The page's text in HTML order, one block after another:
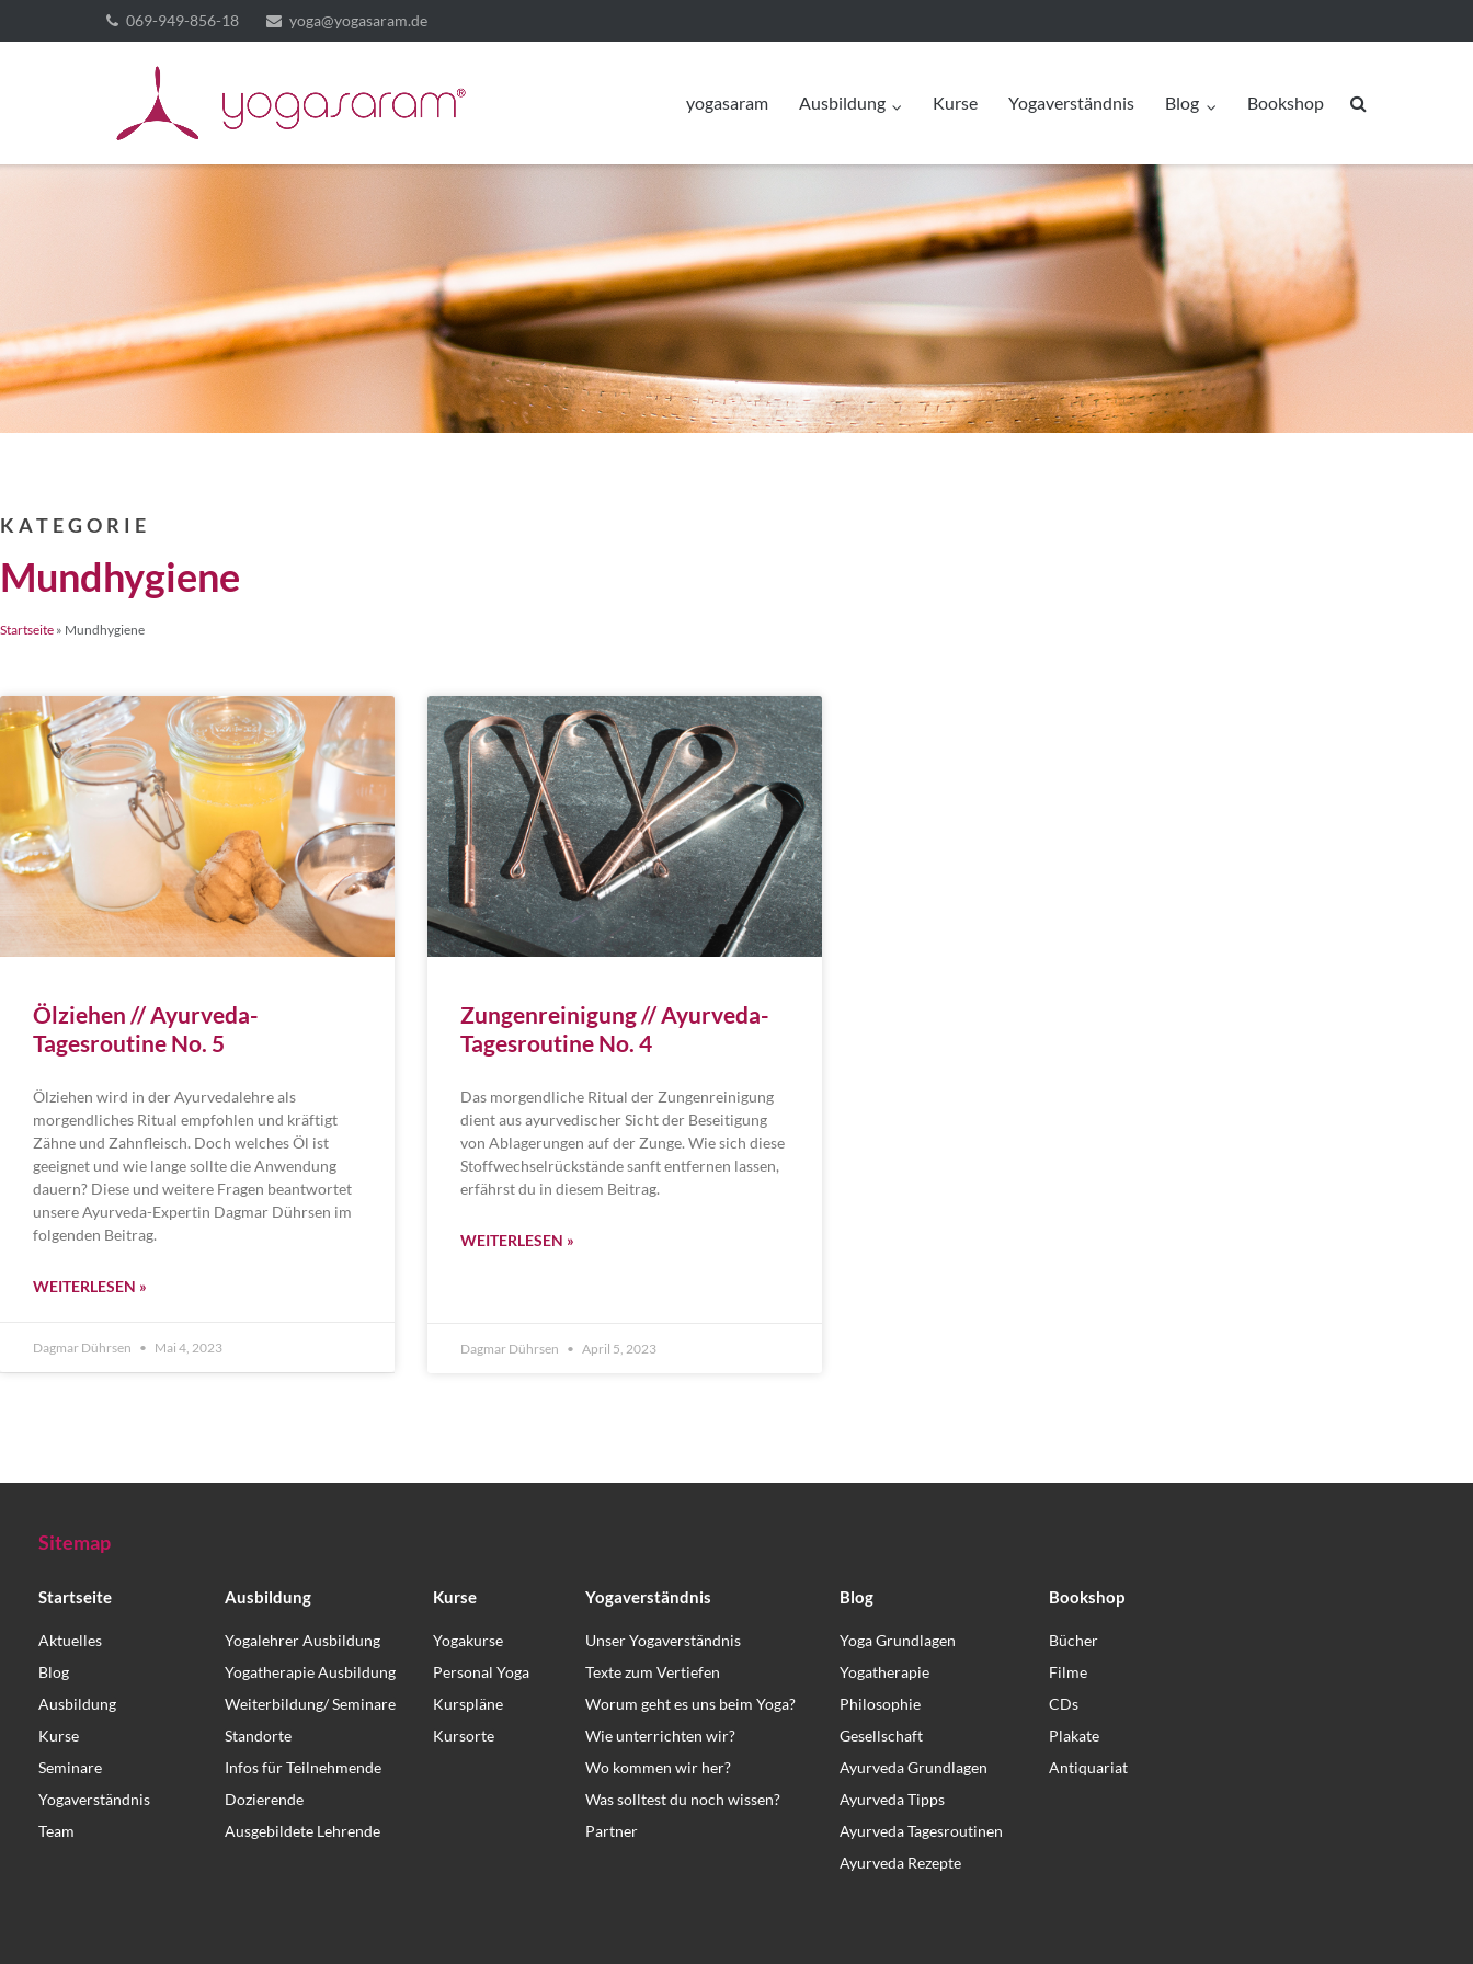
069-949-856-18 yoga@yogasaram.de
yogasaram Ausbildung Kurse Yogaverständnis Blog Bookshop
KATEGORIE
Mundhygiene
Startseite » Mundhygiene
Ölziehen // Ayurveda-
Tagesroutine No. 5
Ölziehen wird in der Ayurvedalehre als
morgendliches Ritual empfohlen und kräftigt
Zähne und Zahnfleisch. Doch welches Öl ist
geeignet und wie lange sollte die Anwendung
dauern? Diese und weitere Fragen beantwortet
unsere Ayurveda-Expertin Dagmar Dührsen im
folgenden Beitrag.
WEITERLESEN »
Dagmar Dührsen Mai 4, 2023
Zungenreinigung // Ayurveda-
Tagesroutine No. 4
Das morgendliche Ritual der Zungenreinigung
dient aus ayurvedischer Sicht der Beseitigung
von Ablagerungen auf der Zunge. Wie sich diese
Stoffwechselrückstände sanft entfernen lassen,
erfährst du in diesem Beitrag.
WEITERLESEN »
Dagmar Dührsen April 5, 2023
Sitemap
Startseite
Aktuelles
Blog
Ausbildung
Kurse
Seminare
Yogaverständnis
Team
Ausbildung
Yogalehrer Ausbildung
Yogatherapie Ausbildung
Weiterbildung/ Seminare
Standorte
Infos für Teilnehmende
Dozierende
Ausgebildete Lehrende
Kurse
Yogakurse
Personal Yoga
Kurspläne
Kursorte
Yogaverständnis
Unser Yogaverständnis
Texte zum Vertiefen
Worum geht es uns beim Yoga?
Wie unterrichten wir?
Wo kommen wir her?
Was solltest du noch wissen?
Partner
Blog
Yoga Grundlagen
Yogatherapie
Philosophie
Gesellschaft
Ayurveda Grundlagen
Ayurveda Tipps
Ayurveda Tagesroutinen
Ayurveda Rezepte
Bookshop
Bücher
Filme
CDs
Plakate
Antiquariat